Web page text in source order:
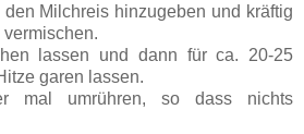
Milchreis hinzugeben und kräftig
lassen und dann für ca. 20-25
garen lassen.
mal umrühren, so dass nichts